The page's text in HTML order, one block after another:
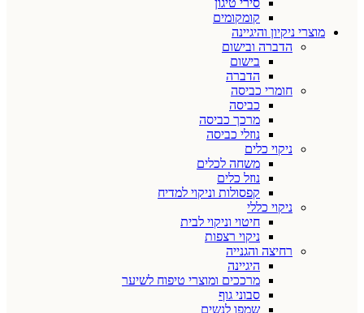
סירי טיגון
קומקומים
מוצרי ניקיון והיגיינה
הדברה ובישום
בישום
הדברה
חומרי כביסה
כביסה
מרכך כביסה
נוזלי כביסה
ניקוי כלים
משחה לכלים
נוזל כלים
קפסולות וניקוי למדיח
ניקוי כללי
חיטוי וניקוי לבית
ניקוי רצפות
רחיצה והגנייה
היגיינה
מרככים ומוצרי טיפוח לשיער
סבוני גוף
שמפו לנשים